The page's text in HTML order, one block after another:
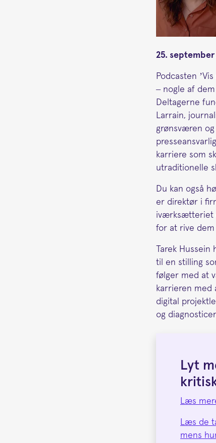
25. september
Podcasten
– nogle af
Deltagerne
Larrain,
grønsværen
karriere som
utraditionelle
Du kan også
er direktør i
iværksætteriet
for at rive
Tarek
til en stilling
følger med at
karrieren med
digital
og
Lyt
Læs
Læs de
mens